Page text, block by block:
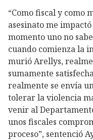
“Como fiscal y
asesinato me
momento uno no
cuando comienza la
murió Arellys,
sumamente
realmente se envía
tolerar la violencia
venir al
unos fiscales
proceso”, sentenció